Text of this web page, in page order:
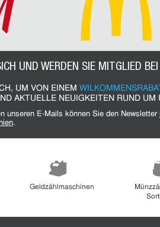
UND WERDEN SIE MITGLIED
UM VON EINEM
AKTUELLE NEUIGKEITEN RUND UM
.
Geldzählmaschinen